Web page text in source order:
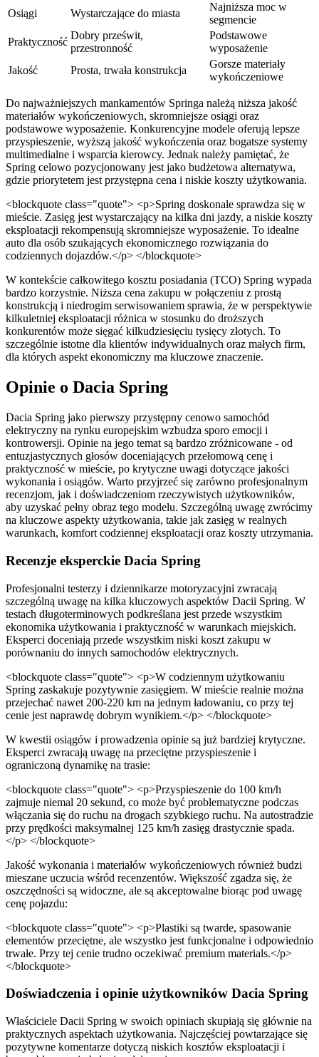
Osiągi
Wystarczające do miasta
Najniższa moc w
segmencie
Praktyczność
Dobry prześwit,
przestronność
Podstawowe
wyposażenie
Jakość
Prosta, trwała konstrukcja
Gorsze materiały
wykończeniowe
Do najważniejszych mankamentów Springa należą niższa jakość
materiałów wykończeniowych, skromniejsze osiągi oraz
podstawowe wyposażenie. Konkurencyjne modele oferują lepsze
przyspieszenie, wyższą jakość wykończenia oraz bogatsze systemy
multimedialne i wsparcia kierowcy. Jednak należy pamiętać, że
Spring celowo pozycjonowany jest jako budżetowa alternatywa,
gdzie priorytetem jest przystępna cena i niskie koszty użytkowania.
<blockquote class="quote"> <p>Spring doskonale sprawdza się w
mieście. Zasięg jest wystarczający na kilka dni jazdy, a niskie koszty
eksploatacji rekompensują skromniejsze wyposażenie. To idealne
auto dla osób szukających ekonomicznego rozwiązania do
codziennych dojazdów.</p> </blockquote>
W kontekście całkowitego kosztu posiadania (TCO) Spring wypada
bardzo korzystnie. Niższa cena zakupu w połączeniu z prostą
konstrukcją i niedrogim serwisowaniem sprawia, że w perspektywie
kilkuletniej eksploatacji różnica w stosunku do droższych
konkurentów może sięgać kilkudziesięciu tysięcy złotych. To
szczególnie istotne dla klientów indywidualnych oraz małych firm,
dla których aspekt ekonomiczny ma kluczowe znaczenie.
Opinie o Dacia Spring
Dacia Spring jako pierwszy przystępny cenowo samochód
elektryczny na rynku europejskim wzbudza sporo emocji i
kontrowersji. Opinie na jego temat są bardzo zróżnicowane - od
entuzjastycznych głosów doceniających przełomową cenę i
praktyczność w mieście, po krytyczne uwagi dotyczące jakości
wykonania i osiągów. Warto przyjrzeć się zarówno profesjonalnym
recenzjom, jak i doświadczeniom rzeczywistych użytkowników,
aby uzyskać pełny obraz tego modelu. Szczególną uwagę zwrócimy
na kluczowe aspekty użytkowania, takie jak zasięg w realnych
warunkach, komfort codziennej eksploatacji oraz koszty utrzymania.
Recenzje eksperckie Dacia Spring
Profesjonalni testerzy i dziennikarze motoryzacyjni zwracają
szczególną uwagę na kilka kluczowych aspektów Dacii Spring. W
testach długoterminowych podkreślana jest przede wszystkim
ekonomika użytkowania i praktyczność w warunkach miejskich.
Eksperci doceniają przede wszystkim niski koszt zakupu w
porównaniu do innych samochodów elektrycznych.
<blockquote class="quote"> <p>W codziennym użytkowaniu
Spring zaskakuje pozytywnie zasięgiem. W mieście realnie można
przejechać nawet 200-220 km na jednym ładowaniu, co przy tej
cenie jest naprawdę dobrym wynikiem.</p> </blockquote>
W kwestii osiągów i prowadzenia opinie są już bardziej krytyczne.
Eksperci zwracają uwagę na przeciętne przyspieszenie i
ograniczoną dynamikę na trasie:
<blockquote class="quote"> <p>Przyspieszenie do 100 km/h
zajmuje niemal 20 sekund, co może być problematyczne podczas
włączania się do ruchu na drogach szybkiego ruchu. Na autostradzie
przy prędkości maksymalnej 125 km/h zasięg drastycznie spada.
</p> </blockquote>
Jakość wykonania i materiałów wykończeniowych również budzi
mieszane uczucia wśród recenzentów. Większość zgadza się, że
oszczędności są widoczne, ale są akceptowalne biorąc pod uwagę
cenę pojazdu:
<blockquote class="quote"> <p>Plastiki są twarde, spasowanie
elementów przeciętne, ale wszystko jest funkcjonalne i odpowiednio
trwałe. Przy tej cenie trudno oczekiwać premium materials.</p>
</blockquote>
Doświadczenia i opinie użytkowników Dacia Spring
Właściciele Dacii Spring w swoich opiniach skupiają się głównie na
praktycznych aspektach użytkowania. Najczęściej powtarzające się
pozytywne komentarze dotyczą niskich kosztów eksploatacji i